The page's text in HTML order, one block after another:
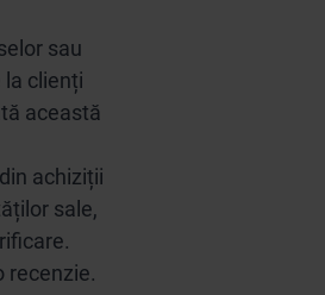
sau
la clienți
această
achiziții
sale,
recenzie.